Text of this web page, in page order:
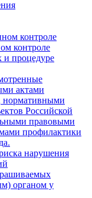
контроле
контроле
и процедуре
актами
нормативными
Российской
правовыми
профилактики
нарушения
органом у